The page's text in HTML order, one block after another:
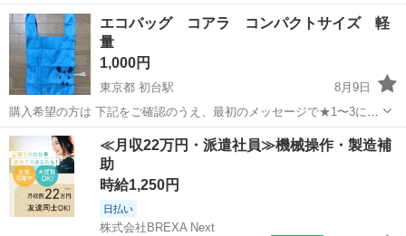
エコバッグ コアラ コンパクトサイズ 軽
量
1,000円
東京都 初台駅
8月9日
購入希望の方は 下記をご確認のうえ、最初のメッセージで★1〜3につ
いてご記載ください。 明確な記載がない・値切り等があった場合は、
掲載内容をご確認いただけていないと判断し、 トラブル防止のため返
信せず、ブロックします。...
東京 渋谷区 初台駅 バッグ コアラ
≪月収22万円・派遣社員≫機械操作・製造補
助
時給1,250円
日払い
株式会社BREXA Next